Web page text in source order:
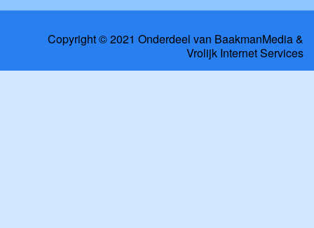
Copyright © 2021 Onderdeel van BaakmanMedia&
Vrolijk Internet Services